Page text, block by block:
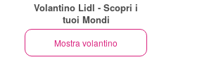
Volantino Lidl - Scopri i
tuoi Mondi
Mostra volantino